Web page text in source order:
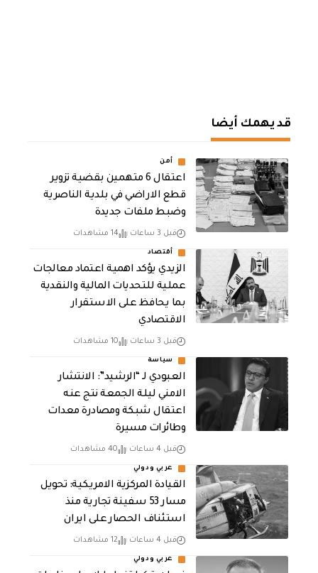
قد يهمك أيضا
أمن
اعتقال 6 متهمين بقضية تزوير
قطع الاراضي في بلدية الناصرية
وضبط ملفات جديدة
قبل 3 ساعات 14 مشاهدات
أقتصاد
الزيدي يؤكد اهمية اعتماد معالجات
عملية للتحديات المالية والنقدية
بما يحافظ على الاستقرار
الاقتصادي
قبل 3 ساعات 10 مشاهدات
سياسة
العبودي لـ “الرشيد”: الانتشار
الامني ليلة الجمعة نتج عنه
اعتقال شبكة ومصادرة معدات
وطائرات مسيرة
قبل 4 ساعات 40 مشاهدات
عربي ودولي
القيادة المركزية الامريكية: تحويل
مسار 53 سفينة تجارية منذ
استئناف الحصار على ايران
قبل 4 ساعات 12 مشاهدات
عربي ودولي